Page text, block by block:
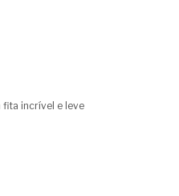
fita incrível e leve